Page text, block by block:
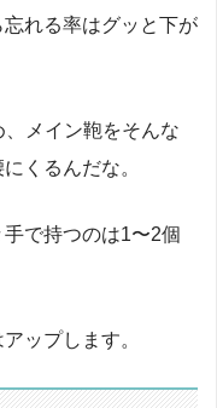
れる率はグッと下が
メイン鞄をそんな
くるんだな。
で持つのは1〜2個
ップします。